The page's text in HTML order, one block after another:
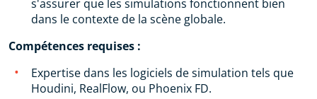
s'assurer que les simulations fonctionnent bien
dans le contexte de la scène globale.
Compétences requises :
Expertise dans les logiciels de simulation tels que
Houdini, RealFlow, ou Phoenix FD.